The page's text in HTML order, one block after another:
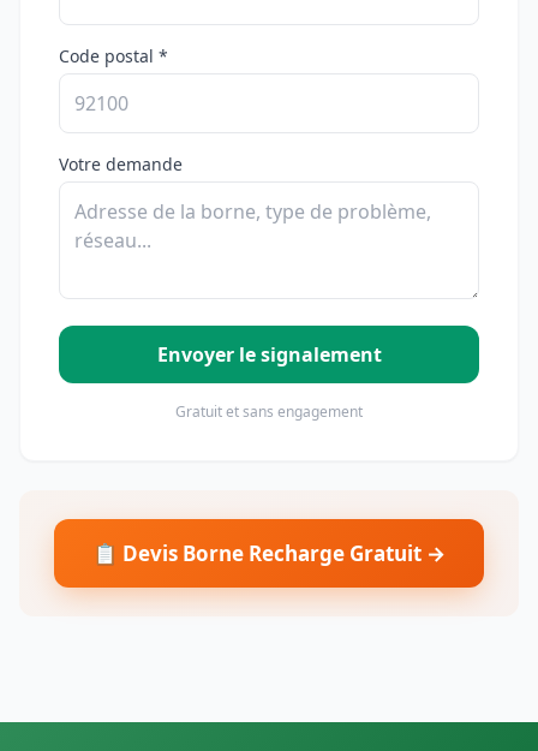
Code postal *
Votre demande
Envoyer le signalement
Gratuit et sans engagement
📋 Devis Borne Recharge Gratuit →